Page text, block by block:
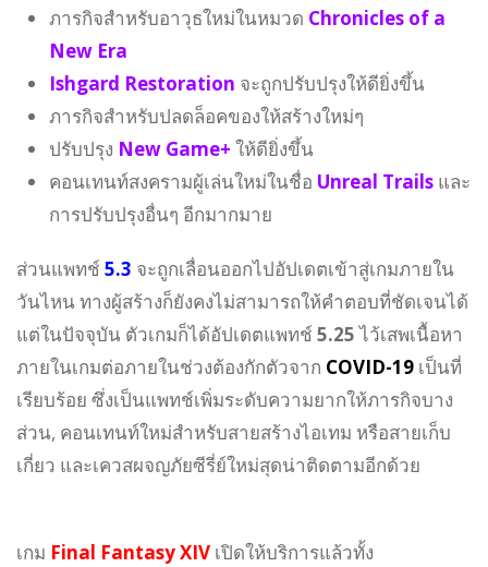
ภารกิจสำหรับอาวุธใหม่ในหมวด Chronicles of a
New Era
Ishgard Restoration จะถูกปรับปรุงให้ดียิ่งขึ้น
ภารกิจสำหรับปลดล็อคของให้สร้างใหม่ๆ
ปรับปรุง New Game+ ให้ดียิ่งขึ้น
คอนเทนท์สงครามผู้เล่นใหม่ในชื่อ Unreal Trails และ
การปรับปรุงอื่นๆ อีกมากมาย
ส่วนแพทช์ 5.3 จะถูกเลื่อนออกไปอัปเดตเข้าสู่เกมภายใน
วันไหน ทางผู้สร้างก็ยังคงไม่สามารถให้คำตอบที่ชัดเจนได้
แต่ในปัจจุบัน ตัวเกมก็ได้อัปเดตแพทช์ 5.25ไว้เสพเนื้อหา
ภายในเกมต่อภายในช่วงต้องกักตัวจาก COVID-19 เป็นที่
เรียบร้อย ซึ่งเป็นแพทช์เพิ่มระดับความยากให้ภารกิจบาง
ส่วน, คอนเทนท์ใหม่สำหรับสายสร้างไอเทม หรือสายเก็บ
เกี่ยว และเควสผจญภัยซีรี่ย์ใหม่สุดน่าติดตามอีกด้วย
เกม Final Fantasy XIV เปิดให้บริการแล้วทั้ง